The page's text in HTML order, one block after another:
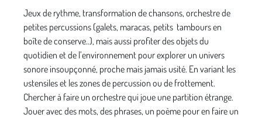
Jeux de rythme, transformation de chansons, orchestre de
petites percussions (galets, maracas, petits tambours en
boîte de conserve..), mais aussi profiter des objets du
quotidien et de l’environnement pour explorer un univers
sonore insoupçonné, proche mais jamais usité. En variant les
ustensiles et les zones de percussion ou de frottement.
Chercher à faire un orchestre qui joue une partition étrange.
Jouer avec des mots, des phrases, un poème pour en faire un